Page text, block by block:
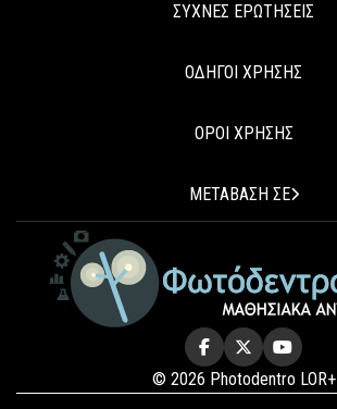
ΣΥΧΝΕΣ ΕΡΩΤΗΣΕΙΣ
ΟΔΗΓΟΙ ΧΡΗΣΗΣ
ΟΡΟΙ ΧΡΗΣΗΣ
ΜΕΤΑΒΑΣΗ ΣΕ
© 2026 Photodentro LOR+